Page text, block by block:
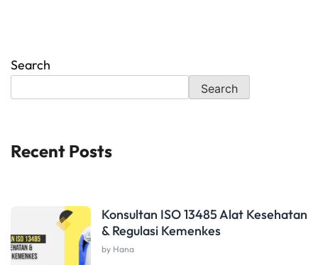
Search
Search
Recent Posts
Konsultan ISO 13485 Alat Kesehatan
& Regulasi Kemenkes
by Hana